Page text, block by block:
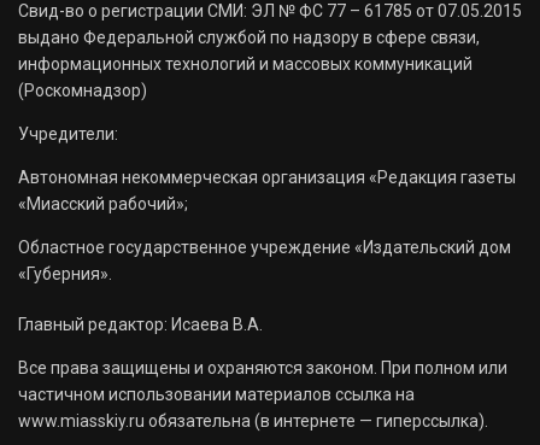
Свид-во о регистрации СМИ: ЭЛ № ФС 77 – 61785 от 07.05.2015
выдано Федеральной службой по надзору в сфере связи,
информационных технологий и массовых коммуникаций
(Роскомнадзор)
Учредители:
Автономная некоммерческая организация «Редакция газеты
«Миасский рабочий»;
Областное государственное учреждение «Издательский дом
«Губерния».
Главный редактор: Исаева В.А.
Все права защищены и охраняются законом. При полном или
частичном использовании материалов ссылка на
www.miasskiy.ru обязательна (в интернете — гиперссылка).